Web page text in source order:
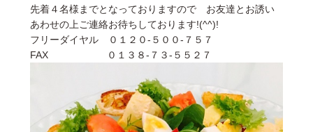
先着４名様までとなっておりますので お友達とお誘い
あわせの上ご連絡お待ちしております!(^^)!
フリーダイヤル ０１２０-５００-７５７
FAX ０１３８-７３-５５２７